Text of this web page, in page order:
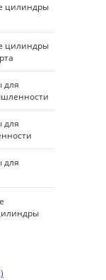
цилиндры
цилиндры
для
для
для